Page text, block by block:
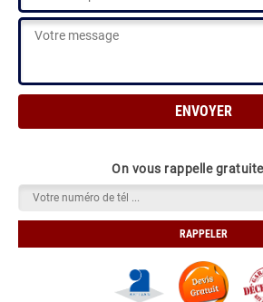
On vous rappelle